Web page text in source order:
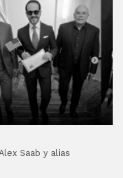
Saab y alias